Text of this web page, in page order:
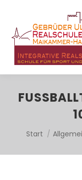
Sie befinden
Start